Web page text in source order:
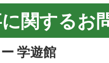
関するお
学遊館